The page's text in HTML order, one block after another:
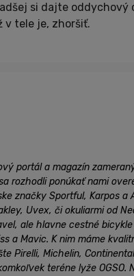
si dajte
v tele je, zhoršiť.
portál a magazín
rozhodli ponúkať nami
značky Sportful, Karpos a
Uvex, či okuliarmi od
ale hlavne cestné
a Mavic. K nim máme
Pirelli, Michelin,
teréne lyže